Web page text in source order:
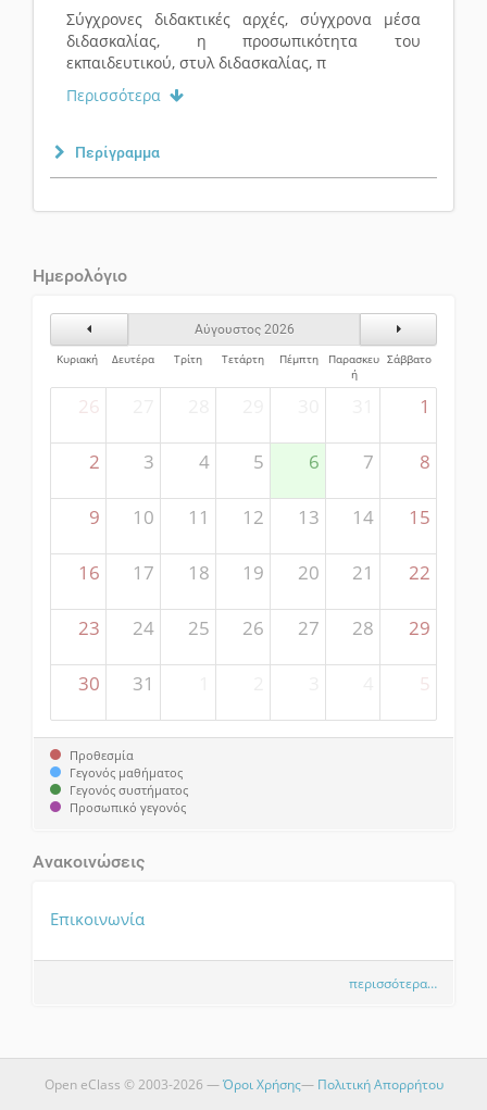
Σύγχρονες διδακτικές αρχές, σύγχρονα μέσα
διδασκαλίας, η προσωπικότητα του
εκπαιδευτικού, στυλ διδασκαλίας, π
Περισσότερα
Περίγραμμα
Ημερολόγιο
Προηγούμενος ΜήναςΑύγουστος 2026
Επόμενος
Κυριακή
Δευτέρα Τρίτη Τετάρτη Πέμπτη
Παρασκευ
ή
Σάββατο
26 1
2 3 4 5 6 7 8
9 10 11 12 13 14 15
16 17 18 19 20 21 22
23 24 25 26 27 28 29
30 31 5
Προθεσμία
Γεγονός μαθήματος
Γεγονός συστήματος
Προσωπικό γεγονός
Ανακοινώσεις
Επικοινωνία
περισσότερα…
Open eClass © 2003-2026 —Όροι Χρήσης— Πολιτική Απορρήτου